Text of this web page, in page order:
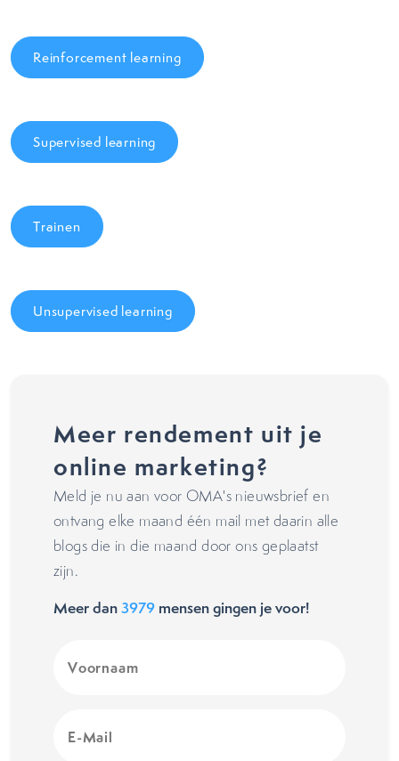
Reinforcement learning
Supervised learning
Trainen
Unsupervised learning
Meer rendement uit je
online marketing?
Meld je nu aan voor OMA's nieuwsbrief en
ontvang elke maand één mail met daarin alle
blogs die in die maand door ons geplaatst
zijn.
Meer dan3979 mensen gingen je voor!
(Vereist)
Mail